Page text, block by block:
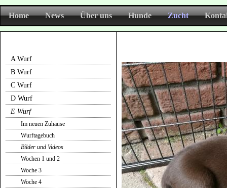
Home News Über uns Hunde Zucht
A Wurf
B Wurf
C Wurf
D Wurf
E Wurf
Im neuen Zuhause
Wurftagebuch
Bilder und Videos
Wochen 1 und 2
Woche 3
Woche 4
E Wurf Woche 5-1